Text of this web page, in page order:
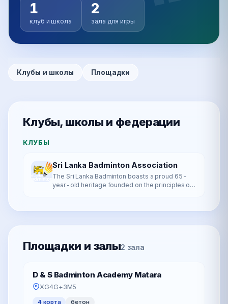
1
клуб и школа
2
зала для игры
Клубы и школы Площадки
Клубы, школы и федерации
КЛУБЫ
Sri Lanka Badminton Association
The Sri Lanka Badminton boasts a proud 65-
year-old heritage founded on the principles of
Площадки и залы2 зала
D & S Badminton Academy Matara
XG4G+3M5
4 корта бетон